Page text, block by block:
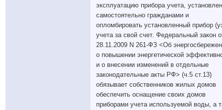
эксплуатацию прибора учета,
самостоятельно гражданами и
опломбировать установленный прибор
учета за свой счет. Федеральный закон
28.11.2009 N 261-ФЗ <Об
о повышении энергетической
и о внесении изменений в отдельные
законодательные акты РФ> (ч.5 ст.13)
обязывает собственников жилых домов
обеспечить оснащение своих домов
приборами учета используемой воды, а